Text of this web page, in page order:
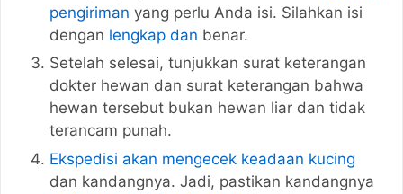
pengiriman yang perlu Anda isi. Silahkan isi
dengan lengkap dan benar.
Setelah selesai, tunjukkan surat keterangan
dokter hewan dan surat keterangan bahwa
hewan tersebut bukan hewan liar dan tidak
terancam punah.
Ekspedisi akan mengecek keadaan kucing
dan kandangnya. Jadi, pastikan kandangnya